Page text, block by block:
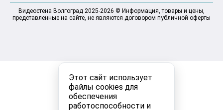
Этот сайт использует
файлы cookies для
обеспечения
работоспособности и
Видеостена Волгоград 2025-2026 © Информация, товары и цены,
представленные на сайте, не являются договором публичной оферты